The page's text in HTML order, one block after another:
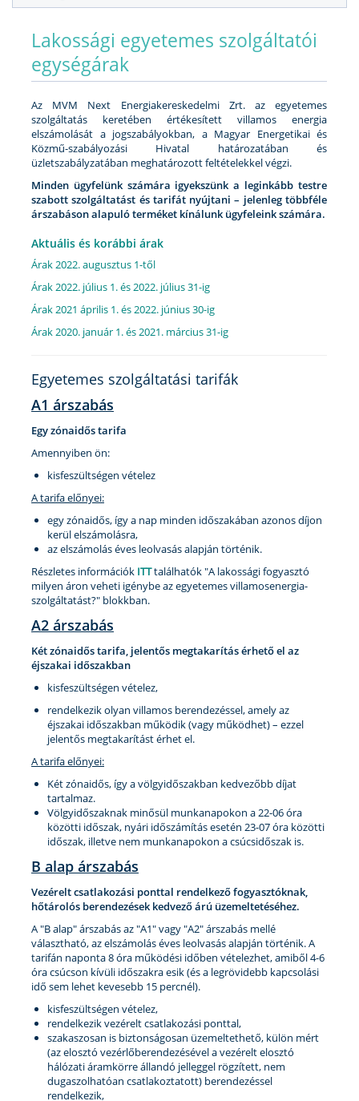
Lakossági egyetemes szolgáltatói
egységárak
Az MVM Next Energiakereskedelmi Zrt. az egyetemes
szolgáltatás keretében értékesített villamos energia
elszámolását a jogszabályokban, a Magyar Energetikai és
Közmű-szabályozási Hivatal határozatában és
üzletszabályzatában meghatározott feltételekkel végzi.
Minden ügyfelünk számára igyekszünk a leginkább testre
szabott szolgáltatást és tarifát nyújtani – jelenleg többféle
árszabáson alapuló terméket kínálunk ügyfeleink számára.
Aktuális és korábbi árak
Árak 2022. augusztus 1-től
Árak 2022. július 1. és 2022. július 31-ig
Árak 2021 április 1. és 2022. június 30-ig
Árak 2020. január 1. és 2021. március 31-ig
Egyetemes szolgáltatási tarifák
A1 árszabás
Egy zónaidős tarifa
Amennyiben ön:
kisfeszültségen vételez
A tarifa előnyei:
egy zónaidős, így a nap minden időszakában azonos díjon
kerül elszámolásra,
az elszámolás éves leolvasás alapján történik.
Részletes információk ITTtalálhatók "A lakossági fogyasztó
milyen áron veheti igénybe az egyetemes villamosenergia-
szolgáltatást?" blokkban.
A2 árszabás
Két zónaidős tarifa, jelentős megtakarítás érhető el az
éjszakai időszakban
kisfeszültségen vételez,
rendelkezik olyan villamos berendezéssel, amely az
éjszakai időszakban működik (vagy működhet) – ezzel
jelentős megtakarítást érhet el.
A tarifa előnyei:
Két zónaidős, így a völgyidőszakban kedvezőbb díjat
tartalmaz.
Völgyidőszaknak minősül munkanapokon a 22-06 óra
közötti időszak, nyári időszámítás esetén 23-07 óra közötti
időszak, illetve nem munkanapokon a csúcsidőszak is.
B alap árszabás
Vezérelt csatlakozási ponttal rendelkező fogyasztóknak,
hőtárolós berendezések kedvező árú üzemeltetéséhez.
A "B alap" árszabás az "A1" vagy "A2" árszabás mellé
választható, az elszámolás éves leolvasás alapján történik. A
tarifán naponta 8 óra működési időben vételezhet, amiből 4-6
óra csúcson kívüli időszakra esik (és a legrövidebb kapcsolási
idő sem lehet kevesebb 15 percnél).
kisfeszültségen vételez,
rendelkezik vezérelt csatlakozási ponttal,
szakaszosan is biztonságosan üzemeltethető, külön mért
(az elosztó vezérlőberendezésével a vezérelt elosztó
hálózati áramkörre állandó jelleggel rögzített, nem
dugaszolhatóan csatlakoztatott) berendezéssel
rendelkezik,